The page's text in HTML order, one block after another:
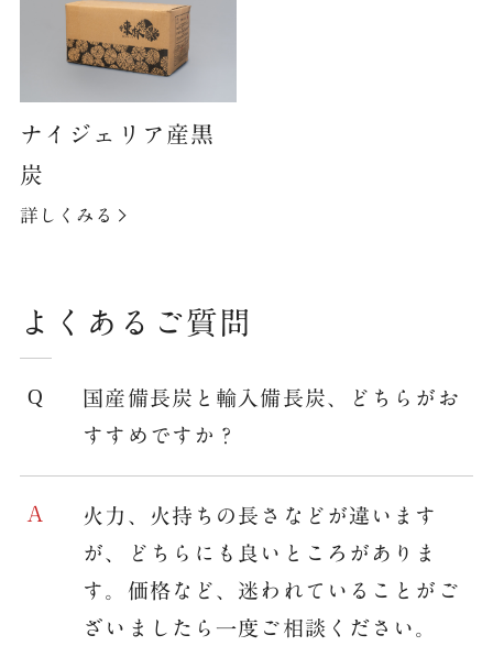
ナイジェリア産黒
炭
詳しくみる
よくあるご質問
国産備長炭と輸入備長炭、どちらがお
すすめですか？
火力、火持ちの長さなどが違います
が、どちらにも良いところがありま
す。価格など、迷われていることがご
ざいましたら一度ご相談ください。